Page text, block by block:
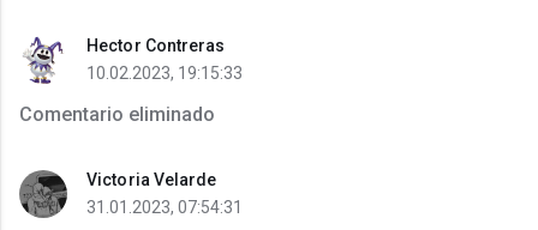
Hector Contreras
10.02.2023, 19:15:33
Comentario eliminado
Victoria Velarde
31.01.2023, 07:54:31